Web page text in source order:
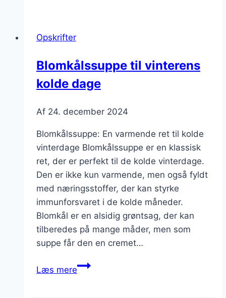
Opskrifter
Blomkålssuppe til vinterens
kolde dage
Af 24. december 2024
Blomkålssuppe: En varmende ret til kolde
vinterdage Blomkålssuppe er en klassisk
ret, der er perfekt til de kolde vinterdage.
Den er ikke kun varmende, men også fyldt
med næringsstoffer, der kan styrke
immunforsvaret i de kolde måneder.
Blomkål er en alsidig grøntsag, der kan
tilberedes på mange måder, men som
suppe får den en cremet…
Læs mereBlomkålssuppe